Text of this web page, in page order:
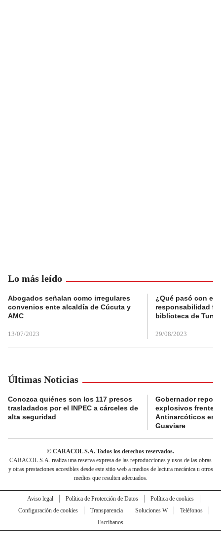
Lo más leído
Abogados señalan como irregulares
convenios ente alcaldía de Cúcuta y
AMC
13/07/2023
¿Qué pasó con el
responsabilidad
biblioteca de
29/08/2023
Últimas Noticias
Conozca quiénes son los 117 presos
trasladados por el INPEC a cárceles de
alta seguridad
Gobernador
explosivos frente a
Antinarcóticos en
Guaviare
© CARACOL S.A. Todos los derechos reservados.
CARACOL S.A. realiza una reserva expresa de las reproducciones y usos de las obras
y otras prestaciones accesibles desde este sitio web a medios de lectura mecánica u otros
medios que resulten adecuados.
Aviso legal Política de Protección de Datos
Política de cookies
Configuración de cookies
Transparencia Soluciones W
Teléfonos
Escríbanos